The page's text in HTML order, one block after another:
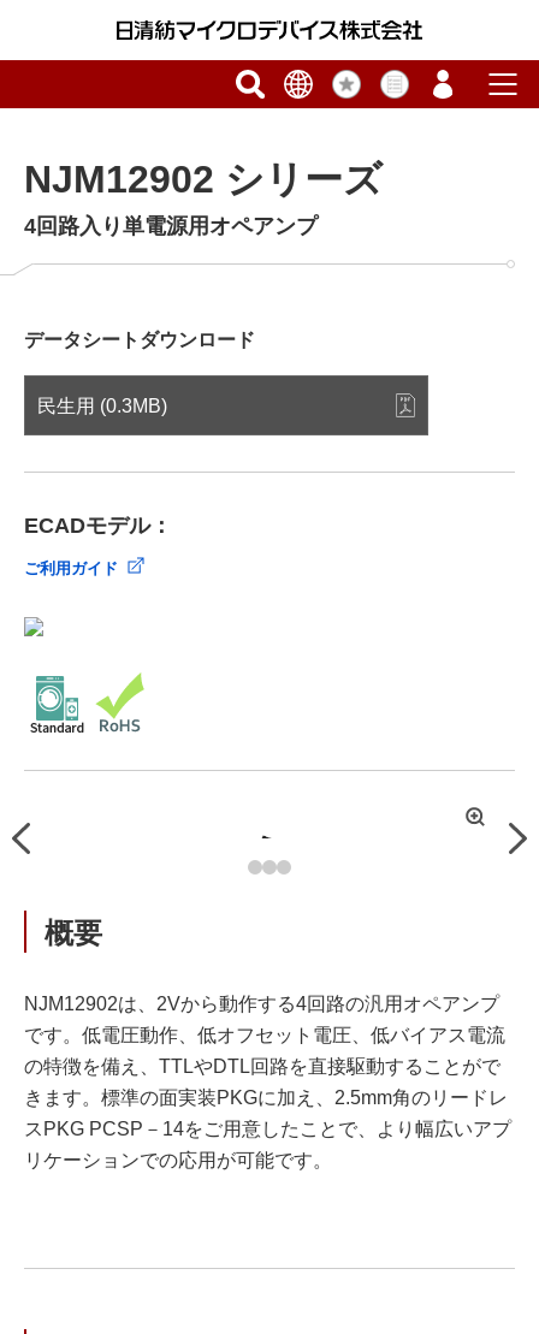
NJM12902 シリーズ
4回路入り単電源用オペアンプ
データシートダウンロード
民生用 (0.3MB)
ECADモデル：
ご利用ガイド
Previous
拡
概要
NJM12902は、2Vから動作する4回路の汎用オペアンプ
です。低電圧動作、低オフセット電圧、低バイアス電流
の特徴を備え、TTLやDTL回路を直接駆動することがで
きます。標準の面実装PKGに加え、2.5mm角のリードレ
スPKG PCSP－14をご用意したことで、より幅広いアプ
リケーションでの応用が可能です。